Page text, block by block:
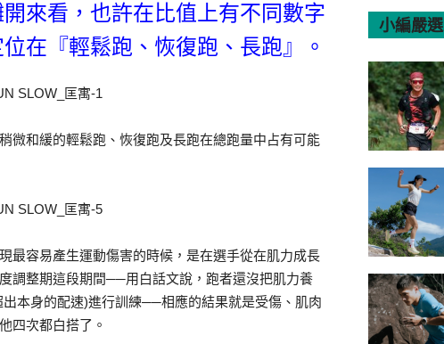
來看，也許在比值上有不同數字
在『輕鬆跑、恢復跑、長跑』。
微和緩的輕鬆跑、恢復跑及長跑在總跑量中占有可能
最容易產生運動傷害的時候，是在選手從在肌力成長
調整期這段期間──用白話文說，跑者還沒把肌力養
本身的配速)進行訓練──相應的結果就是受傷、肌肉
四次都白搭了。
小編嚴選